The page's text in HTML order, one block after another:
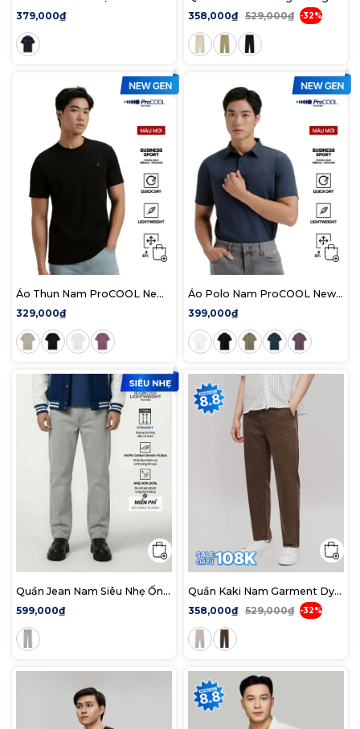
Form Regular
379,000₫
DualPocket Edge Form
358,000₫ 529,000₫ -32%
Áo Thun Nam ProCOOL New
Gen Seam Sealing Form Slim
329,000₫
Áo Polo Nam ProCOOL New
Gen Seam Sealing Form Slim
399,000₫
Quần Jean Nam Siêu Nhẹ Ống
Suông Light Grey ICON105
Form Straight
599,000₫
Quần Kaki Nam Garment Dye
With Leather Detail Form
Straight
358,000₫ 529,000₫ -32%